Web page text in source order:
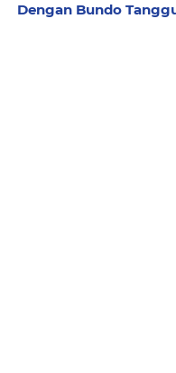
Dengan Bundo